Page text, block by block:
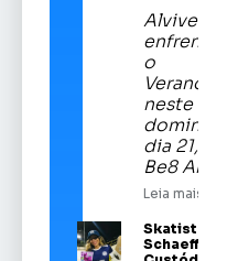
Alviverde
enfrentará
o
Veranópolis
neste
domingo,
dia 21, na
Be8 Arena
Leia mais
Skatista Alice
Schaeffer